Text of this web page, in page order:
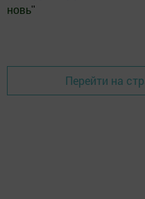
новь"
Перейти на